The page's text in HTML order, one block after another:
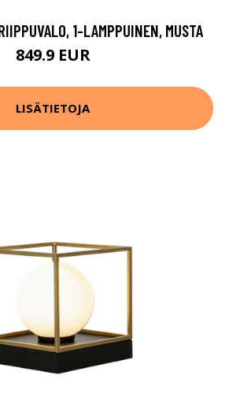
1-LAMPPUINEN, MUSTA
849.9 EUR
LISÄTIETOJA